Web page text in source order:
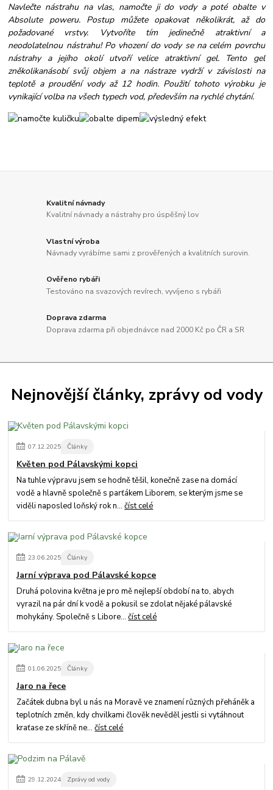
Navlečte nástrahu na vlas, namočte ji do vody a poté obalte v
Absolute poweru. Postup můžete opakovat několikrát, až do
požadované vrstvy. Vytvoříte tím jedinečně atraktivní a
neodolatelnou nástrahu! Po vhození do vody se na celém povrchu
nástrahy a jejího okolí utvoří velice atraktivní gel. Tento gel
zněkolikanásobí svůj objem a na nástraze vydrží v závislosti na
teplotě a proudění vody až 12 hodin. Použití tohoto výrobku je
vynikající volba na všech typech vod, především na rychlé chytání.
Kvalitní návnady
Kvalitní návnady a nástrahy pro úspěšný lov
Vlastní výroba
Návnady vyrábíme sami z prověřených a kvalitních surovin.
Ověřeno rybáři
Testováno na svazových revírech, vyvíjeno s rybáři
Doprava zdarma
Doprava zdarma při objednávce nad 2000 Kč po ČR a SR
Nejnovější články, zprávy od vody
07.12.2025 Články
Květen pod Pálavskými kopci
Na tuhle výpravu jsem se hodně těšil, konečně zase na domácí
vodě a hlavně společně s parťákem Liborem, se kterým jsme se
viděli naposled loňský rok n...číst celé
23.06.2025 Články
Jarní výprava pod Pálavské kopce
Druhá polovina května je pro mě nejlepší období na to, abych
vyrazil na pár dní k vodě a pokusil se zdolat nějaké pálavské
mohykány. Společně s Libore...číst celé
01.06.2025 Články
Jaro na řece
Začátek dubna byl u nás na Moravě ve znamení různých přeháněk a
teplotních změn, kdy chvilkami člověk nevěděl jestli si vytáhnout
kraťase ze skříně ne...číst celé
29.12.2024 Zprávy od vody